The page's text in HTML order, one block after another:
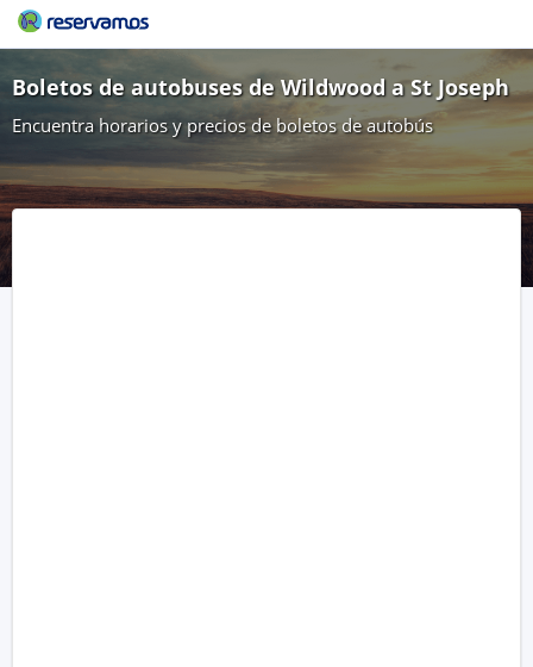
Boletos de autobuses de Wildwood a St Joseph
Encuentra horarios y precios de boletos de autobús